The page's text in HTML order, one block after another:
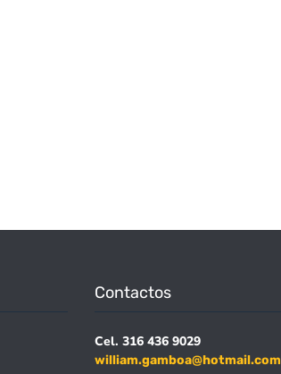
Contactos
Cel. 316 436 9029
william.gamboa@hotmail.com